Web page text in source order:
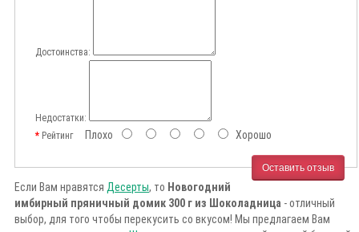
Достоинства:
Недостатки:
РейтингПлохо Хорошо
Оставить отзыв
Если Вам нравятся Десерты, то Новогодний
имбирный пряничный домик 300 г из Шоколадница - отличный
выбор, для того чтобы перекусить со вкусом! Мы предлагаем Вам